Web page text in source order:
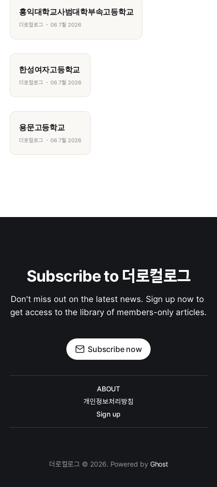
홍익대학교사범대학부속고등학교
더로컬로그 06 7월 2026
한성여자고등학교
더로컬로그 06 7월 2026
용문고등학교
더로컬로그 06 7월 2026
Subscribe to 더로컬로그
Don't miss out on the latest news. Sign up now to
get access to the library of members-only articles.
Subscribe now
ABOUT
개인정보처리방침
Sign up
더로컬로그 © 2026. Powered by Ghost